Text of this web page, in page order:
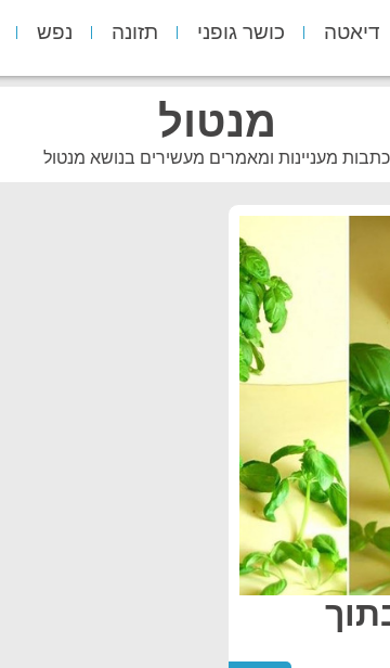
דיאטה כושר גופני תזונה נפש
מנטול
כתבות מעניינות ומאמרים מעשירים בנושא מנטול